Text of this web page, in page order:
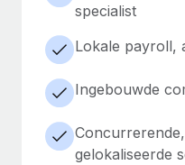
specialist
Lokale payroll,
Ingebouwde
gelokaliseerde